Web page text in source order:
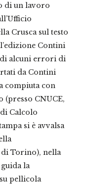
di un lavoro
Crusca sul testo
Contini
di alcuni errori di
da Contini
compiuta con
(presso CNUCE,
Calcolo
si è avvalsa
Torino), nella
la
pellicola